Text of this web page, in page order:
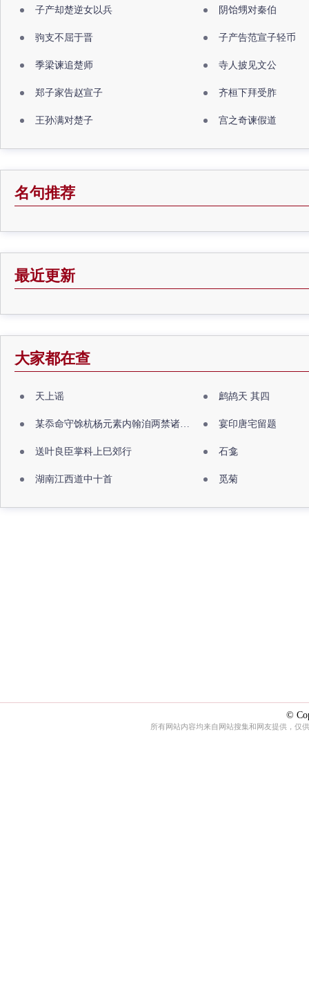
子产却楚逆女以兵 阴饴甥对秦伯
驹支不屈于晋 子产告范宣子轻币
季梁谏追楚师 寺人披见文公
郑子家告赵宣子 齐桓下拜受胙
王孙满对楚子 宫之奇谏假道
名句推荐
最近更新
大家都在查
天上谣 鹧鸪天 其四
某忝命守馀杭杨元素内翰洎两禁诸公出祖佛寺 宴印唐宅留题
送叶良臣掌科上巳郊行 石龛
湖南江西道中十首 觅菊
©
所有网站内容均来自网站搜集和网友提供，仅